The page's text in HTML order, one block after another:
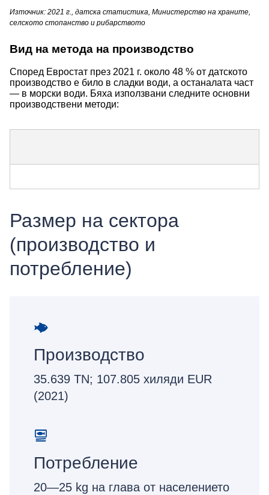
Източник: 2021 г., датска статистика, Министерство на храните,
селското стопанство и рибарството
Вид на метода на производство
Според Евростат през 2021 г. около 48 % от датското
производство е било в сладки води, а останалата част
— в морски води. Бяха използвани следните основни
производствени методи:
Размер на сектора
(производство и
потребление)
Производство
35.639 TN; 107.805 хиляди EUR
(2021)
Потребление
20—25 kg на глава от населението